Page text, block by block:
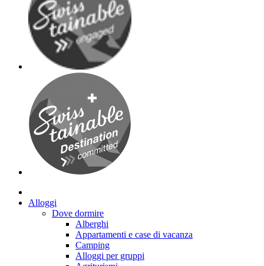
Alloggi
Dove dormire
Alberghi
Appartamenti e case di vacanza
Camping
Alloggi per gruppi